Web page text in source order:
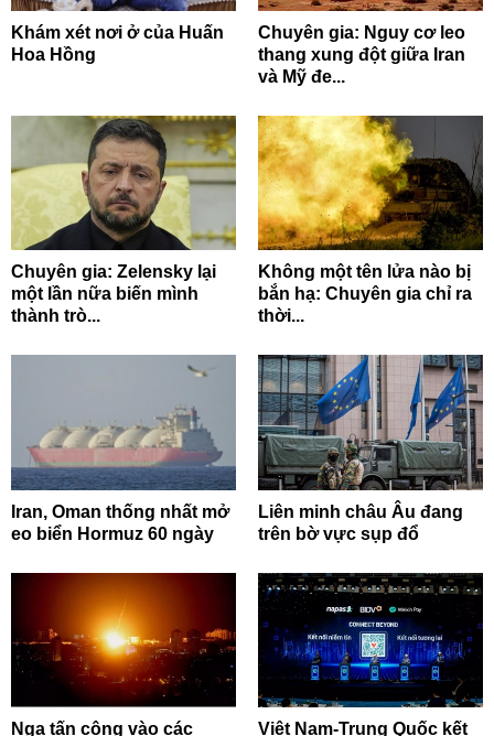
Khám xét nơi ở của Huấn
Hoa Hồng
Chuyên gia: Nguy cơ leo
thang xung đột giữa Iran
và Mỹ đe...
Chuyên gia: Zelensky lại
một lần nữa biến mình
thành trò...
Không một tên lửa nào bị
bắn hạ: Chuyên gia chỉ ra
thời...
Iran, Oman thống nhất mở
eo biển Hormuz 60 ngày
Liên minh châu Âu đang
trên bờ vực sụp đổ
Nga tấn công vào các Việt Nam-Trung Quốc kết